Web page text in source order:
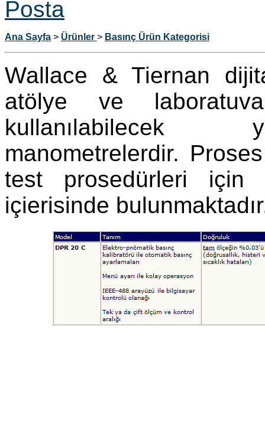
Ana Sayfa > Ürünler > Basınç Ürün Kategorisi
Wallace & Tiernan
atölye ve
kullanılabilecek
manometrelerdir.
test prosedürleri için
içierisinde